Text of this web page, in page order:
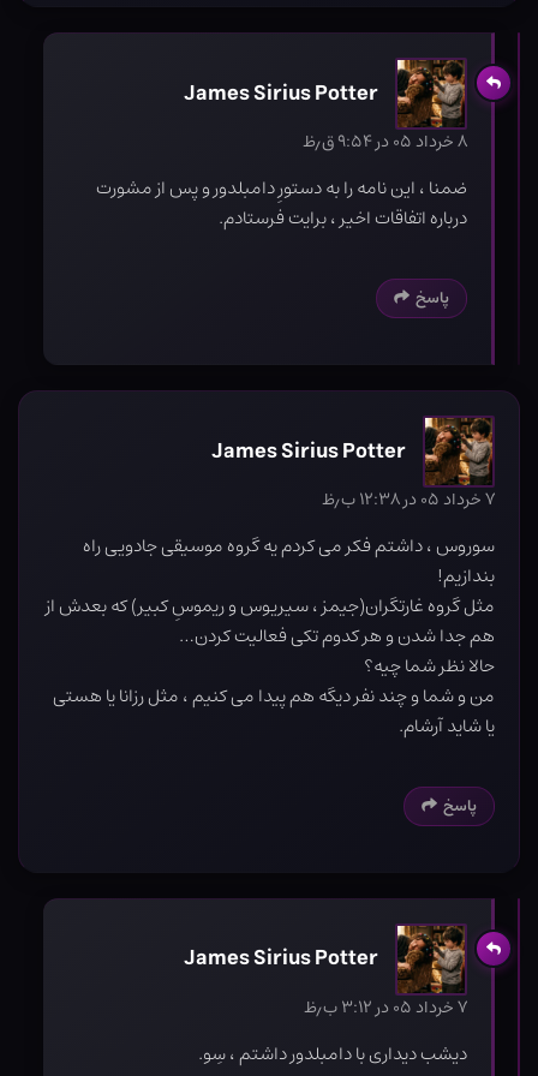
James Sirius Potter
۸ خرداد ۰۵ در ۹:۵۴ ق٫ظ
ضمنا ، این نامه را به دستورِ دامبلدور و پس از مشورت
درباره اتفاقات اخیر ، برایت فرستادم.
پاسخ
James Sirius Potter
۷ خرداد ۰۵ در ۱۲:۳۸ ب٫ظ
سوروس ، داشتم فکر می کردم یه گروه موسیقی جادویی راه
بندازیم!
مثل گروه غارتگران(جیمز ، سیریوس و ریموسِ کبیر) که بعدش از
هم جدا شدن و هر کدوم تکی فعالیت کردن…
حالا نظر شما چیه؟
من و شما و چند نفر دیگه هم پیدا می کنیم ، مثل رزانا یا هستی
یا شاید آرشام.
پاسخ
James Sirius Potter
۷ خرداد ۰۵ در ۳:۱۲ ب٫ظ
دیشب دیداری با دامبلدور داشتم ، سِو.